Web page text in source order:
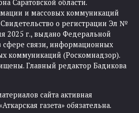
Саратовской области.
и массовых коммуникаций
Свидетельство о регистрации Эл №
2025 г., выдано Федеральной
сфере связи, информационных
коммуникаций (Роскомнадзор).
Главный редактор Бадикова
сайта активная
газета» обязательна.